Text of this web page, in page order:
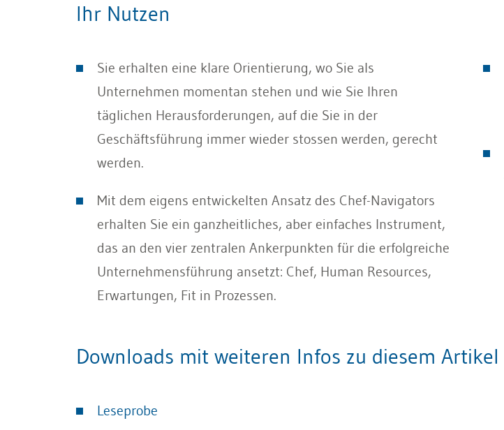
Ihr Nutzen
Sie erhalten eine klare Orientierung, wo Sie als
Unternehmen momentan stehen und wie Sie Ihren
täglichen Herausforderungen, auf die Sie in der
Geschäftsführung immer wieder stossen werden, gerecht
werden.
Mit dem eigens entwickelten Ansatz des Chef-Navigators
erhalten Sie ein ganzheitliches, aber einfaches Instrument,
das an den vier zentralen Ankerpunkten für die erfolgreiche
Unternehmensführung ansetzt: Chef, Human Resources,
Erwartungen, Fit in Prozessen.
Downloads mit weiteren Infos zu diesem Artikel
Leseprobe